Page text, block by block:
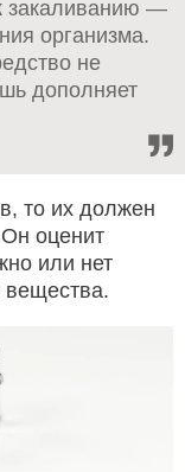
закаливанию —
организма.
не
дополняет
то их должен
оценит
или нет
вещества.